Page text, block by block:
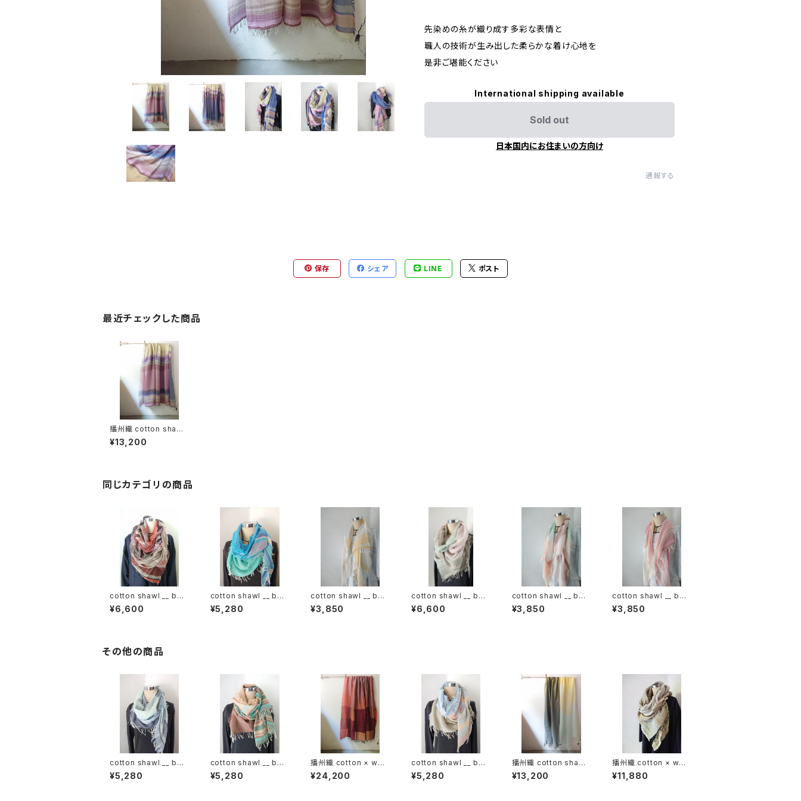
先染めの糸が織り成す多彩な表情と
職人の技術が生み出した柔らかな着け心地を
是非ご堪能ください
International shipping available
Sold out
日本国内にお住まいの方向け
通報する
保存 シェア LINE ポスト
最近チェックした商品
播州織 cotton shawl
__ border 220-120
若菖蒲BG
¥13,200
同じカテゴリの商品
cotton shawl __ bor
der 220
¥6,600
cotton shawl __ bor
der 160 海嶺w
¥5,280
cotton shawl __ bor
der 120 蒲公英w
¥3,850
cotton shawl __ bor
der 220
¥6,600
cotton shawl __ bor
der 120 春麗w
¥3,850
cotton shawl __ bor
der 120 桜花w
¥3,850
その他の商品
cotton shawl __ bor
der 160 白波w
¥5,280
cotton shawl __ bor
der 160 湧水w
¥5,280
播州織 cotton × woo
l __ block 220-120
埋火GK
¥24,200
cotton shawl __ bor
der 160 薄霞w
¥5,280
播州織 cotton shawl
__ block 220-120 月
鏡KW
¥13,200
播州織 cotton × woo
l shawl __ block 220
枯芒K
¥11,880